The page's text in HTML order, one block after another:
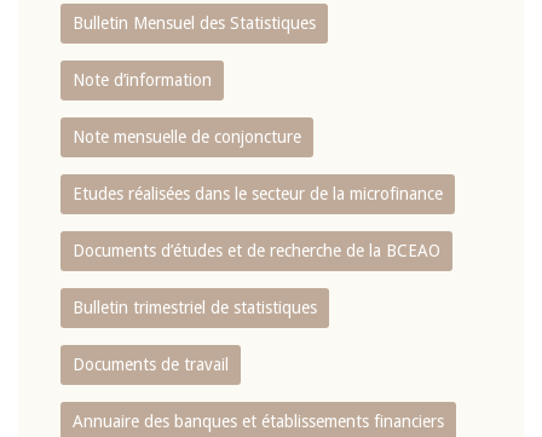
Bulletin Mensuel des Statistiques
Note d’information
Note mensuelle de conjoncture
Etudes réalisées dans le secteur de la microfinance
Documents d’études et de recherche de la BCEAO
Bulletin trimestriel de statistiques
Documents de travail
Annuaire des banques et établissements financiers